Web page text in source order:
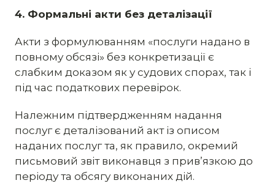
4. Формальні акти без деталізації
Акти з формулюванням «послуги надано в
повному обсязі» без конкретизації є
слабким доказом як у судових спорах, так і
під час податкових перевірок.
Належним підтвердженням надання
послуг є деталізований акт із описом
наданих послуг та, як правило, окремий
письмовий звіт виконавця з прив’язкою до
періоду та обсягу виконаних дій.